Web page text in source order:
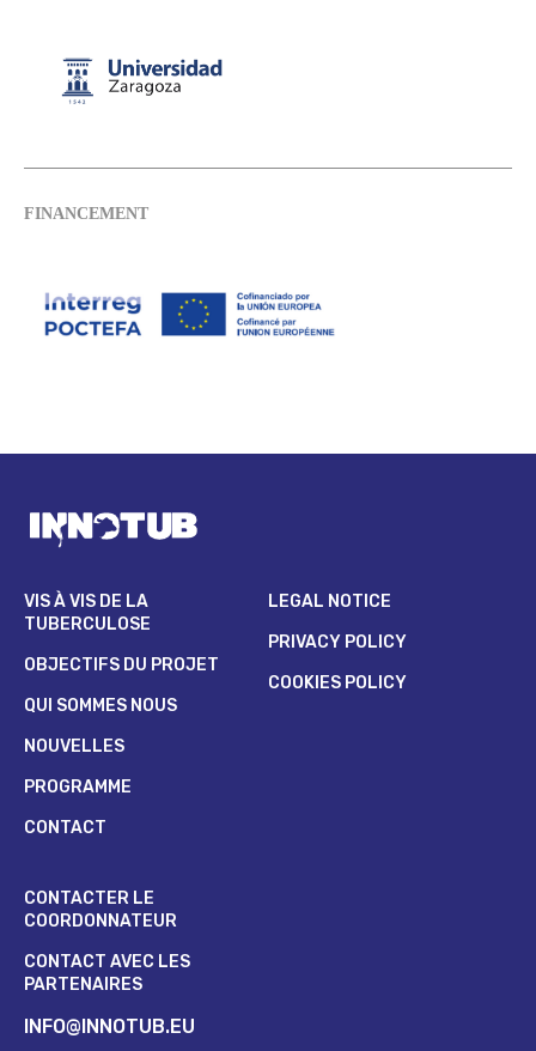
FINANCEMENT
VIS À VIS DE LA
TUBERCULOSE
OBJECTIFS DU PROJET
QUI SOMMES NOUS
NOUVELLES
PROGRAMME
CONTACT
LEGAL NOTICE
PRIVACY POLICY
COOKIES POLICY
CONTACTER LE
COORDONNATEUR
CONTACT AVEC LES
PARTENAIRES
INFO@INNOTUB.EU